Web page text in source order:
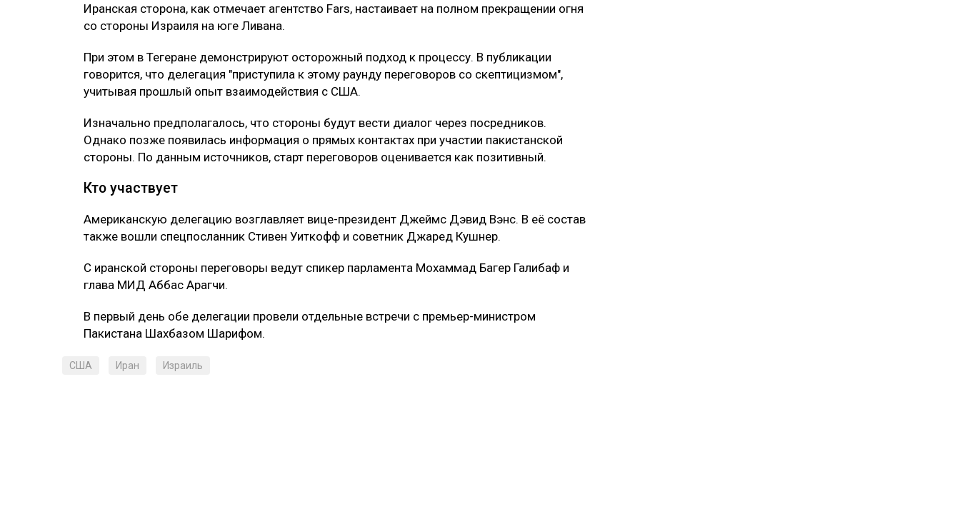
Иранская сторона, как отмечает агентство Fars, настаивает на полном прекращении огня
со стороны Израиля на юге Ливана.
При этом в Тегеране демонстрируют осторожный подход к процессу. В публикации
говорится, что делегация "приступила к этому раунду переговоров со скептицизмом",
учитывая прошлый опыт взаимодействия с США.
Изначально предполагалось, что стороны будут вести диалог через посредников.
Однако позже появилась информация о прямых контактах при участии пакистанской
стороны. По данным источников, старт переговоров оценивается как позитивный.
Кто участвует
Американскую делегацию возглавляет вице-президент Джеймс Дэвид Вэнс. В её состав
также вошли спецпосланник Стивен Уиткофф и советник Джаред Кушнер.
С иранской стороны переговоры ведут спикер парламента Мохаммад Багер Галибаф и
глава МИД Аббас Арагчи.
В первый день обе делегации провели отдельные встречи с премьер-министром
Пакистана Шахбазом Шарифом.
США Иран Израиль